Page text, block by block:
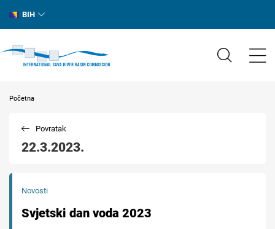
BIH
Početna
22.3.2023.
Povratak
Novosti
Svjetski dan voda 2023